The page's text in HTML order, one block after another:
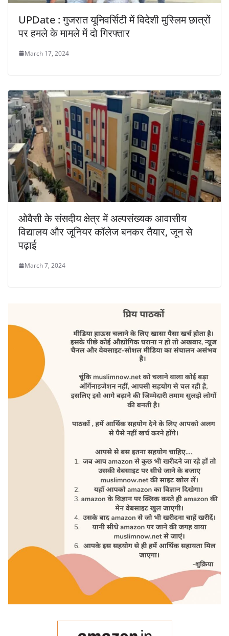
UPDate : गुजरात यूनिवर्सिटी में विदेशी मुस्लिम छात्रों
पर हमले के मामले में दो गिरफ्तार
March 17, 2024
ओवैसी के संसदीय क्षेत्र में अल्पसंख्यक आवासीय
विद्यालय और जूनियर कॉलेज बनकर तैयार, जून से
पढ़ाई
March 7, 2024